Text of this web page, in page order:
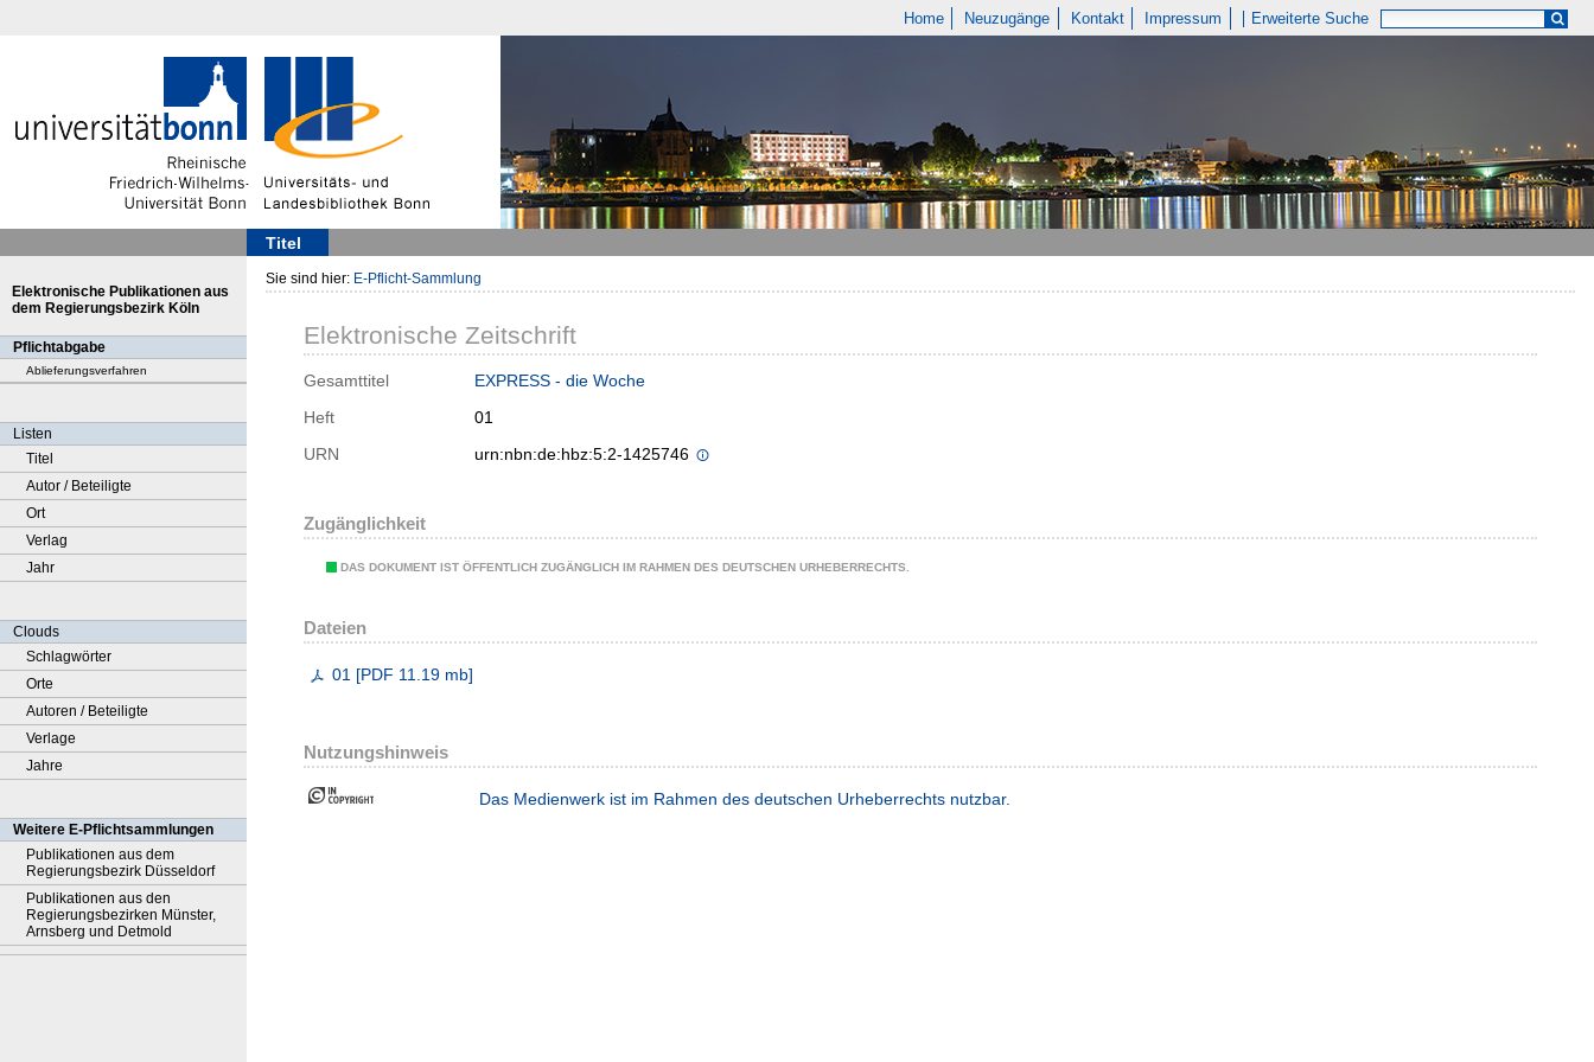
Home Neuzugänge Kontakt Impressum Erweiterte Suche
Titel
Elektronische Publikationen aus
dem Regierungsbezirk Köln
Pflichtabgabe
Ablieferungsverfahren
Listen
Titel
Autor / Beteiligte
Ort
Verlag
Jahr
Clouds
Schlagwörter
Orte
Autoren / Beteiligte
Verlage
Jahre
Weitere E-Pflichtsammlungen
Publikationen aus dem
Regierungsbezirk Düsseldorf
Publikationen aus den
Regierungsbezirken Münster,
Arnsberg und Detmold
Sie sind hier: E-Pflicht-Sammlung
Elektronische Zeitschrift
Gesamttitel
EXPRESS - die Woche
Heft
01
URN
urn:nbn:de:hbz:5:2-1425746
Zugänglichkeit
DAS DOKUMENT IST ÖFFENTLICH ZUGÄNGLICH IM RAHMEN DES DEUTSCHEN URHEBERRECHTS.
Dateien
01 [PDF 11.19 mb]
Nutzungshinweis
Das Medienwerk ist im Rahmen des deutschen Urheberrechts nutzbar.